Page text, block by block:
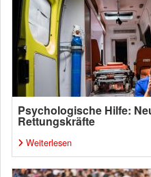
Psychologische Hilfe:
Rettungskräfte
Weiterlesen